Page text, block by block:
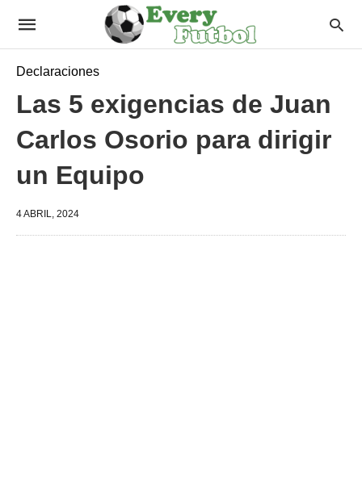
Declaraciones
Las 5 exigencias de Juan
Carlos Osorio para dirigir
un Equipo
4 ABRIL, 2024